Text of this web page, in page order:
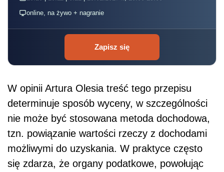
online, na żywo + nagranie
Zapisz się
W opinii Artura Olesia treść tego przepisu
determinuje sposób wyceny, w szczególności
nie może być stosowana metoda dochodowa,
tzn. powiązanie wartości rzeczy z dochodami
możliwymi do uzyskania. W praktyce często
się zdarza, że organy podatkowe, powołując